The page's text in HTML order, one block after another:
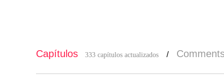
Capítulos 333 capítulos actualizados /